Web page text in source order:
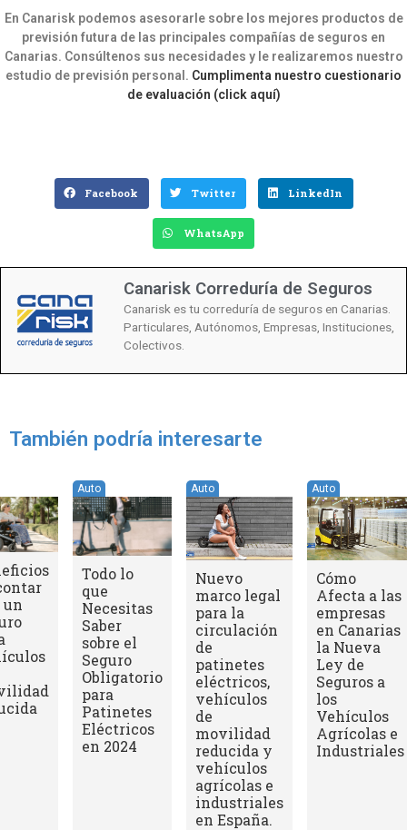
En Canarisk podemos asesorarle sobre los mejores productos de
previsión futura de las principales compañías de seguros en
Canarias. Consúltenos sus necesidades​ y le realizaremos nuestro
estudio de previsión personal. Cumplimenta nuestro cuestionario
de evaluación (click aquí)
Facebook Twitter LinkedIn
WhatsApp
Canarisk Correduría de Seguros
Canarisk es tu correduría de seguros en Canarias.
Particulares, Autónomos, Empresas, Instituciones,
Colectivos.
También podría interesarte
un
Auto
Todo lo
que
Necesitas
Saber
sobre el
Seguro
Obligatorio
para
Patinetes
Eléctricos
en 2024
Auto
Nuevo
marco legal
para la
circulación
de
patinetes
eléctricos,
vehículos
de
movilidad
reducida y
vehículos
agrícolas e
industriales
en España.
Auto
Cómo
Afecta a las
empresas
en Canarias
la Nueva
Ley de
Seguros a
los
Vehículos
Agrícolas e
Industriales